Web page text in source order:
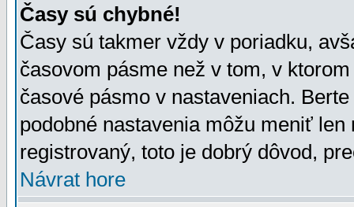
Časy sú chybné!
Časy sú takmer vždy v poriadku,
časovom pásme než v tom, v
časové pásmo v nastaveniach.
podobné nastavenia môžu meniť
registrovaný, toto je dobrý dôvod,
Návrat hore